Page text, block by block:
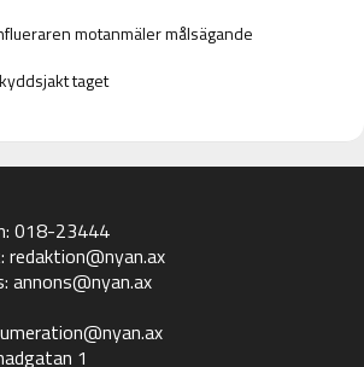
motanmäler målsägande
taget
018-23444
redaktion@nyan.ax
annons@nyan.ax
1